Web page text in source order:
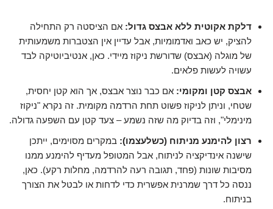
דלקת אקוטית ללא אבצס גדול: אם הציסטה רק התחילה
להציק, יש כאב ואדמומיות, אבל עדיין אין הצטברות משמעותית
של מוגלה (אבצס) שדורשת ניקוז מיידי. כאן, אנטיביוטיקה לבד
עשויה לעשות פלאים.
אבצס קטן ומקומי: אם כבר נוצר אבצס, אך הוא קטן יחסית,
שטחי, וניתן לניקוז פשוט תחת הרדמה מקומית. זה נקרא "ניקוז
מינימלי", וזה בדיוק מה שזה נשמע – צעד קטן עם השפעה גדולה.
רצון להימנע מניתוח (כשלעצמו): במקרים מסוימים, ייתכן
שישנה אינדיקציה לניתוח, אבל המטופל מעדיף להימנע ממנו
מסיבות שונות (פחד, תגובה רעה להרדמה, מחלות רקע). כאן,
ננסה כל דרך שמרנית אפשרית כדי לדחות או לבטל את הצורך
בניתוח.